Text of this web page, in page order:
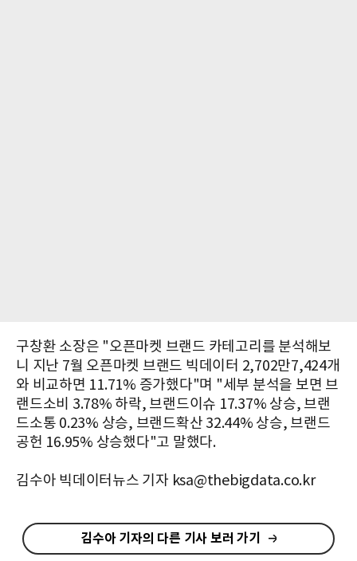
구창환 소장은 "오픈마켓 브랜드 카테고리를 분석해보
니 지난 7월 오픈마켓 브랜드 빅데이터 2,702만7,424개
와 비교하면 11.71% 증가했다"며 "세부 분석을 보면 브
랜드소비 3.78% 하락, 브랜드이슈 17.37% 상승, 브랜
드소통 0.23% 상승, 브랜드확산 32.44% 상승, 브랜드
공헌 16.95% 상승했다"고 말했다.
김수아 빅데이터뉴스 기자 ksa@thebigdata.co.kr
김수아 기자의 다른 기사 보러 가기